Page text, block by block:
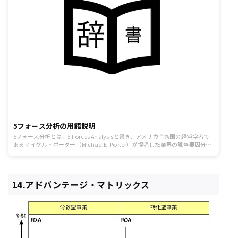
5フォース分析の用語説明
5フォース分析とは、5 Forces Analysisと書き、アメリカ合衆国の経営学者で
あるマイケル・ポーター（Michael E. Porter）が提唱した業界の競争要因分析
14.アドバンテージ・マトリックス